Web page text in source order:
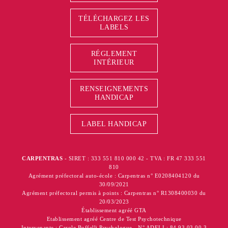
TÉLÉCHARGEZ LES
LABELS
RÉGLEMENT
INTÉRIEUR
RENSEIGNEMENTS
HANDICAP
LABEL HANDICAP
CARPENTRAS - SIRET : 333 551 810 000 42 - TVA : FR 47 333 551
810
Agrément préfectoral auto-école : Carpentras n° E0208404120 du
30/09/2021
Agrément préfectoral permis à points : Carpentras n° R1308400030 du
20/03/2023
Établissement agréé GTA
Etablissement agréé Centre de Test Psychotechnique